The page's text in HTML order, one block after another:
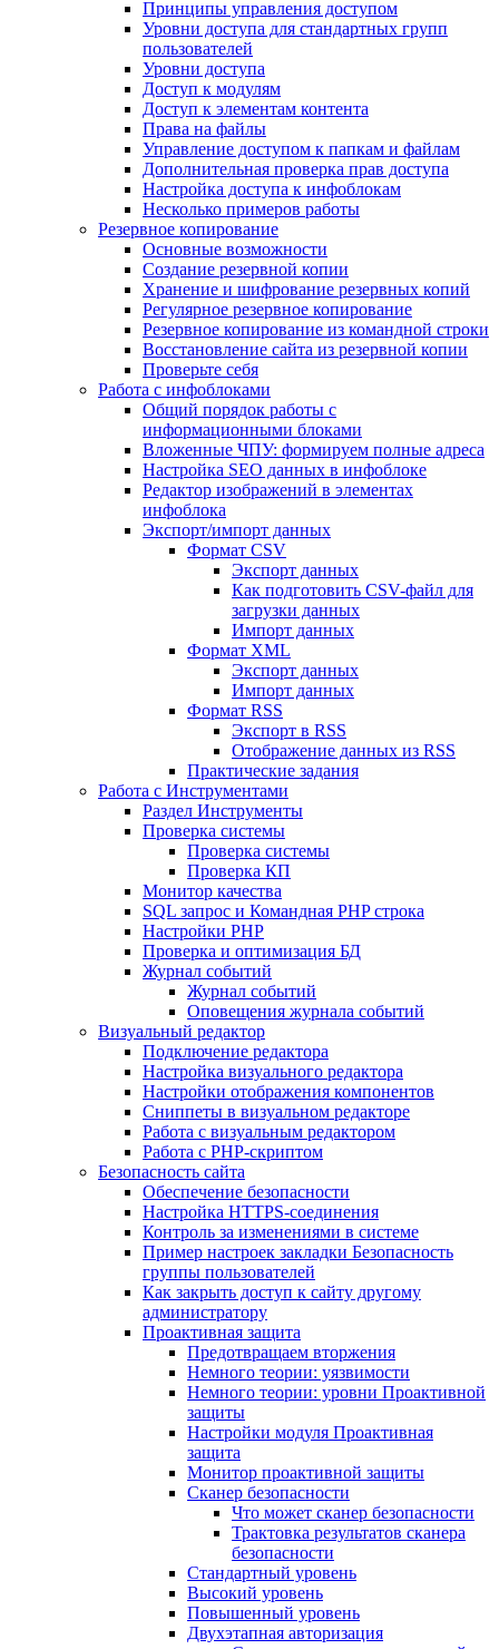
Принципы управления доступом
Уровни доступа для стандартных групп
пользователей
Уровни доступа
Доступ к модулям
Доступ к элементам контента
Права на файлы
Управление доступом к папкам и файлам
Дополнительная проверка прав доступа
Настройка доступа к инфоблокам
Несколько примеров работы
Резервное копирование
Основные возможности
Создание резервной копии
Хранение и шифрование резервных копий
Регулярное резервное копирование
Резервное копирование из командной строки
Восстановление сайта из резервной копии
Проверьте себя
Работа с инфоблоками
Общий порядок работы с
информационными блоками
Вложенные ЧПУ: формируем полные адреса
Настройка SEO данных в инфоблоке
Редактор изображений в элементах
инфоблока
Экспорт/импорт данных
Формат CSV
Экспорт данных
Как подготовить CSV-файл для
загрузки данных
Импорт данных
Формат XML
Экспорт данных
Импорт данных
Формат RSS
Экспорт в RSS
Отображение данных из RSS
Практические задания
Работа с Инструментами
Раздел Инструменты
Проверка системы
Проверка системы
Проверка КП
Монитор качества
SQL запрос и Командная PHP строка
Настройки PHP
Проверка и оптимизация БД
Журнал событий
Журнал событий
Оповещения журнала событий
Визуальный редактор
Подключение редактора
Настройка визуального редактора
Настройки отображения компонентов
Сниппеты в визуальном редакторе
Работа с визуальным редактором
Работа с PHP-скриптом
Безопасность сайта
Обеспечение безопасности
Настройка HTTPS-соединения
Контроль за изменениями в системе
Пример настроек закладки Безопасность
группы пользователей
Как закрыть доступ к сайту другому
администратору
Проактивная защита
Предотвращаем вторжения
Немного теории: уязвимости
Немного теории: уровни Проактивной
защиты
Настройки модуля Проактивная
защита
Монитор проактивной защиты
Сканер безопасности
Что может сканер безопасности
Трактовка результатов сканера
безопасности
Стандартный уровень
Высокий уровень
Повышенный уровень
Двухэтапная авторизация